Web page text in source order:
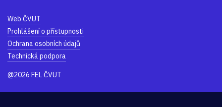
Web ČVUT
Prohlášení o přístupnosti
Ochrana osobních údajů
Technická podpora
@2026 FEL ČVUT